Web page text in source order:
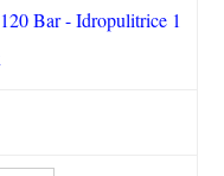
Bar - Idropulitrice 1